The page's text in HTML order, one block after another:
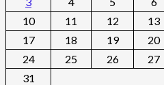
10
11 12 13
17
18 19 20
24
25 26 27
31